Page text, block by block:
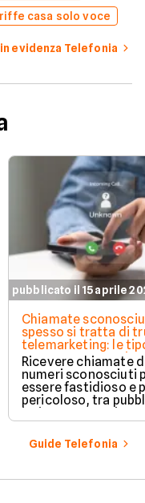
casa solo voce
evidenza Telefonia
pubblicato il 15 aprile
Chiamate
spesso si tratta di
telemarketing: le
come proteggersi
Ricevere chiamate
numeri sconosciuti
essere fastidioso e
pericoloso, tra
insistente e veri e
tentativi di truffa.
come il tuo numero
nelle mani dei call
efficaci per
Guide Telefonia